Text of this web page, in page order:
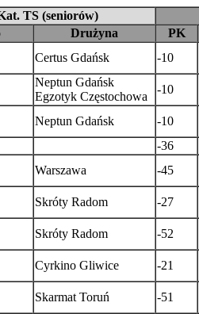
TS (seniorów)
Drużyna
PK
Certus Gdańsk -10
Neptun Gdańsk
Egzotyk Częstochowa
-10
Neptun Gdańsk
-10
-36
Warszawa -45
Skróty Radom -27
Skróty Radom -52
Cyrkino Gliwice -21
Skarmat Toruń -51